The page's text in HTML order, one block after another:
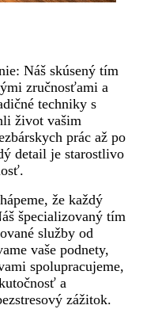
Náš skúsený tím
zručnosťami a
techniky s
život vašim
prác až po
detail je starostlivo
že každý
špecializovaný tím
služby od
vaše podnety,
spolupracujeme,
a
zážitok.